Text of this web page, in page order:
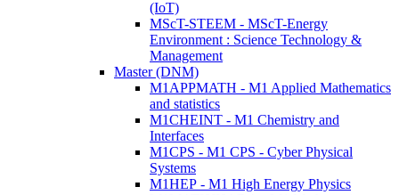
(IoT)
MScT-STEEM - MScT-Energy
Environment : Science Technology &
Management
Master (DNM)
M1APPMATH - M1 Applied Mathematics
and statistics
M1CHEINT - M1 Chemistry and
Interfaces
M1CPS - M1 CPS - Cyber Physical
Systems
M1HEP - M1 High Energy Physics